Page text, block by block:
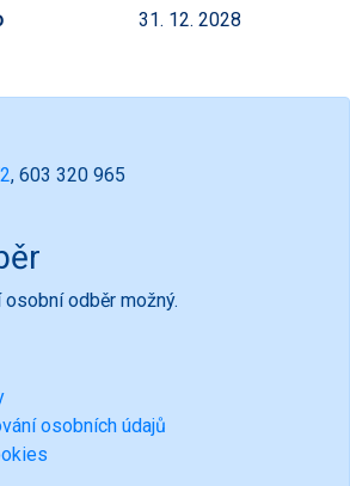
31. 12. 2028
, 603 320 965
odběr možný.
osobních údajů